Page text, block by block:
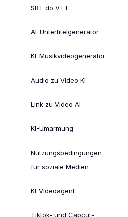
SRT do VTT
AI-Untertitelgenerator
KI-Musikvideogenerator
Audio zu Video KI
Link zu Video AI
KI-Umarmung
Nutzungsbedingungen
für soziale Medien
KI-Videoagent
Tiktok- und Capcut-